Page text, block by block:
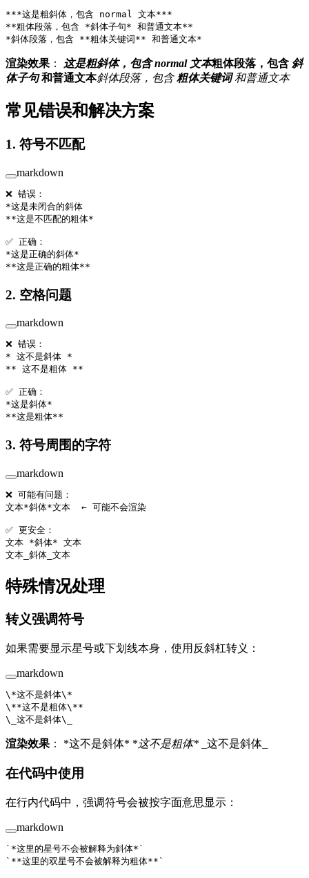
***这是粗斜体，包含 normal 文本***
**粗体段落，包含 *斜体子句* 和普通文本**
*斜体段落，包含 **粗体关键词** 和普通文本*
渲染效果 ： 这是粗斜体，包含 normal 文本粗体段落，包含 斜
体子句和普通文本斜体段落，包含粗体关键词和普通文本
常见错误和解决方案
1. 符号不匹配
markdown
❌ 错误：
*这是未闭合的斜体
**这是不匹配的粗体*
✅ 正确：
*这是正确的斜体*
**这是正确的粗体**
2. 空格问题
markdown
❌ 错误：
* 这不是斜体 *
** 这不是粗体 **
✅ 正确：
*这是斜体*
**这是粗体**
3. 符号周围的字符
markdown
❌ 可能有问题：
文本*斜体*文本  ← 可能不会渲染
✅ 更安全：
文本 *斜体* 文本
文本_斜体_文本
特殊情况处理
转义强调符号
如果需要显示星号或下划线本身，使用反斜杠转义：
markdown
\*这不是斜体\*
\**这不是粗体\**
\_ 这不是斜体\_
渲染效果 ： *这不是斜体* *这不是粗体* _这不是斜体_
在代码中使用
在行内代码中，强调符号会被按字面意思显示：
markdown
`*这里的星号不会被解释为斜体*`
`**这里的双星号不会被解释为粗体**`